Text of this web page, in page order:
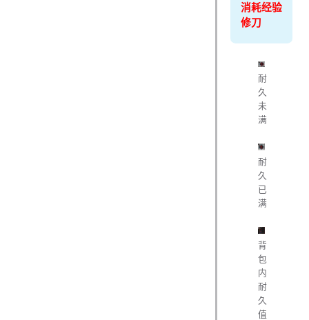
消耗经验
修刀
耐
久
未
满
耐
久
已
满
背
包
内
耐
久
值